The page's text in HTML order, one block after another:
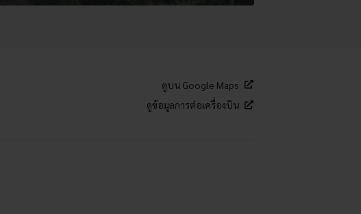
ดูบน Google Maps
ดูข้อมูลการต่อเครื่องบิน